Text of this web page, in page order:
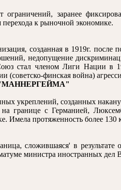
ограничений, заранее
перехода к рыночной экономике.
созданная в 1919г.
недопущение
стал членом Лиги Нации в
(советско-финская война)
укреплений, созданных
на границе с Германией,
Имела протяженность более
сложившаяся' в
министра иностранных